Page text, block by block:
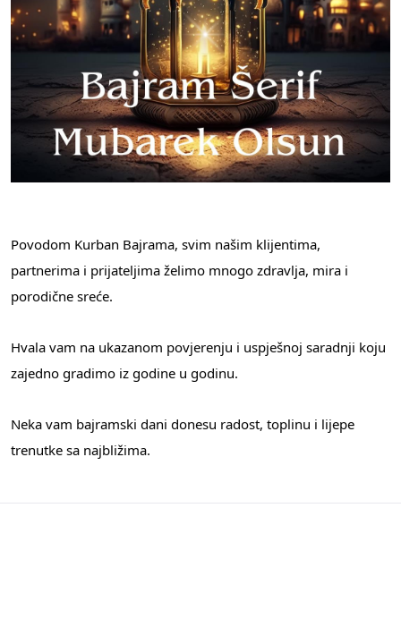
Povodom Kurban Bajrama, svim našim klijentima,
partnerima i prijateljima želimo mnogo zdravlja, mira i
porodične sreće.
Hvala vam na ukazanom povjerenju i uspješnoj saradnji koju
zajedno gradimo iz godine u godinu.
Neka vam bajramski dani donesu radost, toplinu i lijepe
trenutke sa najbližima.